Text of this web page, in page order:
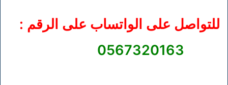
للتواصل على الواتساب على الرقم :